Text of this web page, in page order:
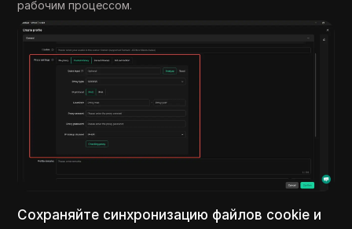
рабочим процессом.
Сохраняйте синхронизацию файлов cookie и